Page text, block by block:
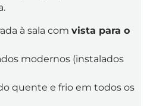
à sala com vista para o
modernos (instalados
quente e frio em todos os